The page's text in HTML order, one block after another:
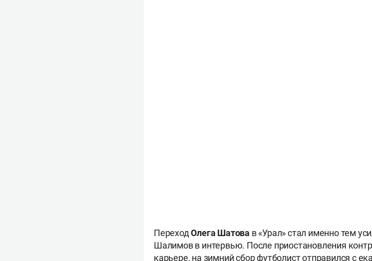
ПереходОлега Шатова в «Урал» стал именно тем
Шалимов в интервью. После приостановления
карьере, на зимний сбор футболист отправился с